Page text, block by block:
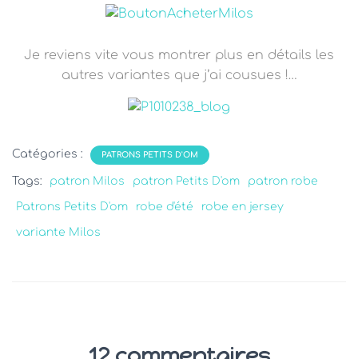
Je reviens vite vous montrer plus en détails les
autres variantes que j’ai cousues !…
Catégories : PATRONS PETITS D'OM
Tags: patron Milos patron Petits D'om patron robe
Patrons Petits D'om robe d'été robe en jersey
variante Milos